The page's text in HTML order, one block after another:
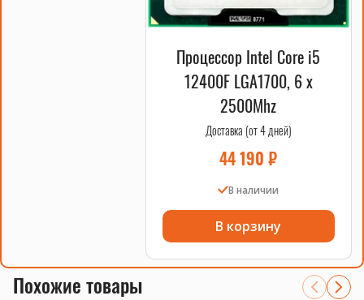
Процессор Intel Core i5
12400F LGA1700, 6 x
2500Mhz
Доставка (от 4 дней)
44 190₽
В наличии
В корзину
Похожие товары